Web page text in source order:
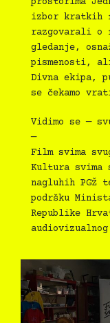
izbor kratkih
razgovarali o
gledanje,
pismenosti,
Divna ekipa,
se čekamo
Vidimo se —
—
Film svima
Kultura svima
nagluhih PGŽ
podršku
Republike